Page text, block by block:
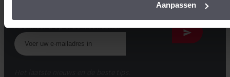
Aanpassen
Abonneer u op onze nieuwsbrief